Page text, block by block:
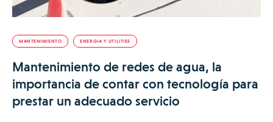
MANTENIMIENTO ENERGIA Y UTILITIES
Mantenimiento de redes de agua, la
importancia de contar con tecnología para
prestar un adecuado servicio